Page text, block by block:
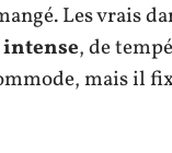
Les vrais
, de
mais il